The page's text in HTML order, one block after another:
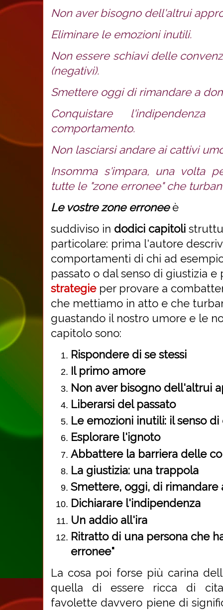
Non aver bisogno dell'altrui
Eliminare le emozioni inutili.
Non essere schiavi delle
(negativi).
Smettere oggi di rimandare a
Conquistare
comportamento.
Non lasciarsi andare ai cattivi
Insomma s'impara, una volta
tutte le "zone erronee" che
Le vostre zone erroneeè
suddiviso in dodici capitoli
particolare: prima l'autore
comportamenti di chi ad
passato o dal senso di giustizia
strategie per provare a
che mettiamo in atto e che
guastando il nostro umore e le
capitolo sono:
Rispondere di se stessi
Il primo amore
Non aver bisogno dell'altrui
Liberarsi del passato
Le emozioni inutili: il senso
Esplorare l'ignoto
Abbattere la barriera delle
La giustizia: una trappola
Smettere, oggi, di rimandare
Dichiarare l'indipendenza
Un addio all'ira
Ritratto di una persona che
erronee"
La cosa poi forse più carina
quella di essere ricca di
favolette davvero piene di